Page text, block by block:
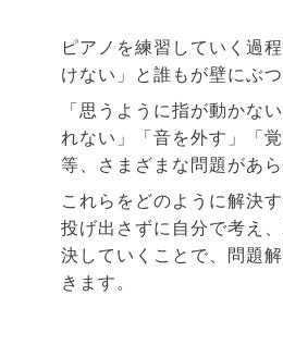
ピアノを練習していく過
けない」と誰もが壁にぶつ
「思うように指が動かな
れない」「音を外す」「覚
等、さまざまな問題があら
これらをどのように解決
投げ出さずに自分で考え
決していくことで、問題
きます。